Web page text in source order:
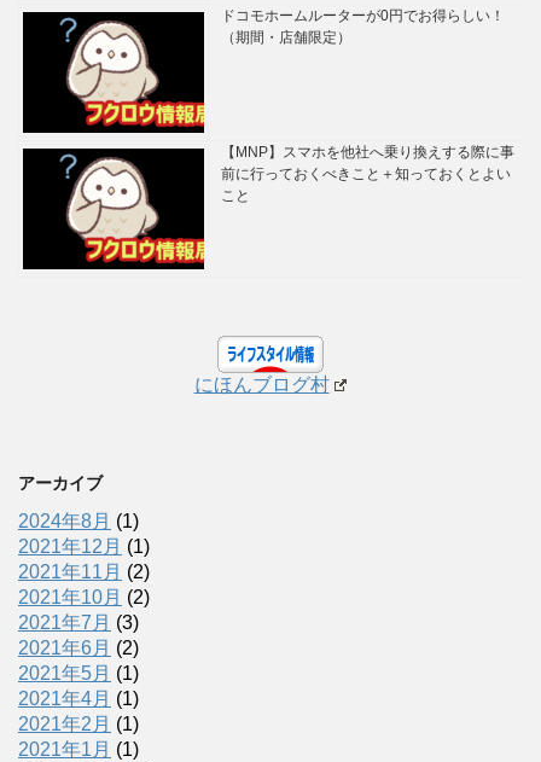
ドコモホームルーターが0円でお得らしい！
（期間・店舗限定）
【MNP】スマホを他社へ乗り換えする際に事
前に行っておくべきこと＋知っておくとよい
こと
にほんブログ村
アーカイブ
2024年8月 (1)
2021年12月 (1)
2021年11月 (2)
2021年10月 (2)
2021年7月 (3)
2021年6月 (2)
2021年5月 (1)
2021年4月 (1)
2021年2月 (1)
2021年1月 (1)